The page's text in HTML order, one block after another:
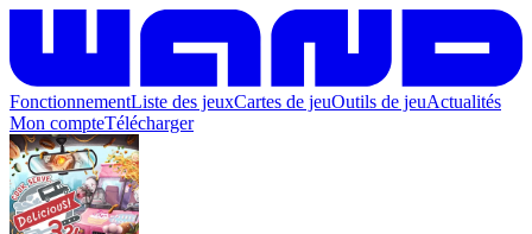
FonctionnementListe des jeuxCartes de jeuOutils de jeuActualités
Mon compteTélécharger